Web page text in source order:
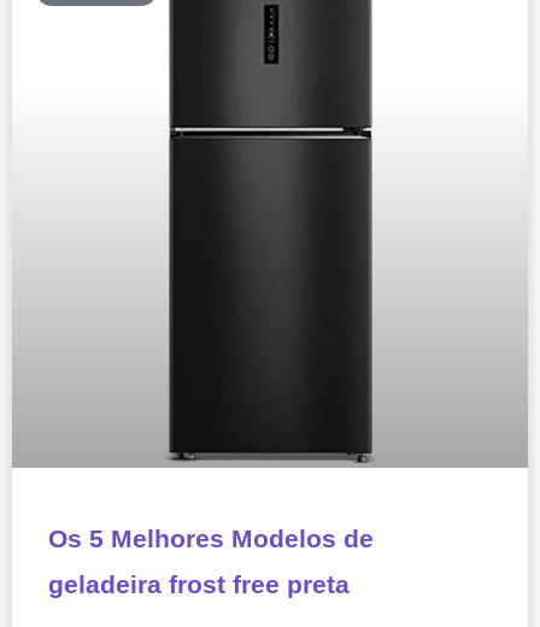
Os 5 Melhores Modelos de
geladeira frost free preta